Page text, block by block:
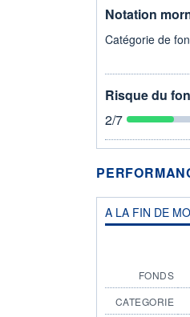
Notation
Catégorie de
Risque du
2/7
A LA FIN DE
FONDS
CATEGORIE